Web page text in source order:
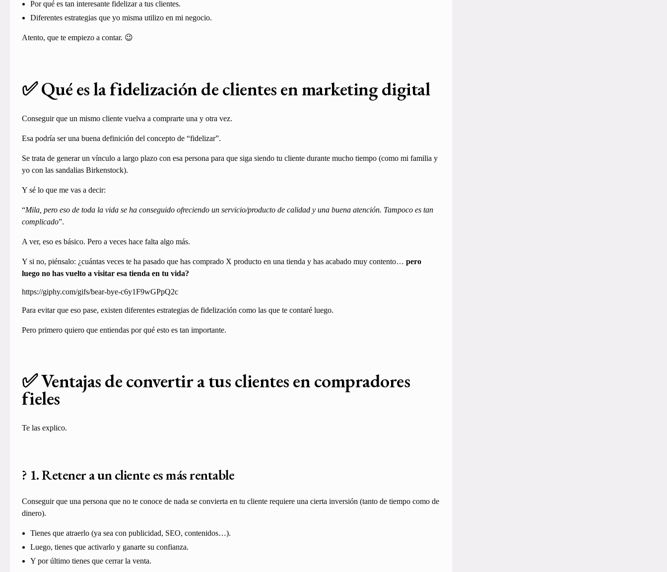
Por qué es tan interesante fidelizar a tus clientes.
Diferentes estrategias que yo misma utilizo en mi negocio.
Atento, que te empiezo a contar. 😉
✅ Qué es la fidelización de clientes en marketing digital
Conseguir que un mismo cliente vuelva a comprarte una y otra vez.
Esa podría ser una buena definición del concepto de “fidelizar”.
Se trata de generar un vínculo a largo plazo con esa persona para que siga siendo tu cliente durante mucho tiempo (como mi familia y
yo con las sandalias Birkenstock).
Y sé lo que me vas a decir:
“Mila, pero eso de toda la vida se ha conseguido ofreciendo un servicio/producto de calidad y una buena atención. Tampoco es tan
complicado”.
A ver, eso es básico. Pero a veces hace falta algo más.
Y si no, piénsalo: ¿cuántas veces te ha pasado que has comprado X producto en una tienda y has acabado muy contento… pero
luego no has vuelto a visitar esa tienda en tu vida?
https://giphy.com/gifs/bear-bye-c6y1F9wGPpQ2c
Para evitar que eso pase, existen diferentes estrategias de fidelización como las que te contaré luego.
Pero primero quiero que entiendas por qué esto es tan importante.
✅ Ventajas de convertir a tus clientes en compradores
fieles
Te las explico.
? 1. Retener a un cliente es más rentable
Conseguir que una persona que no te conoce de nada se convierta en tu cliente requiere una cierta inversión (tanto de tiempo como de
dinero).
Tienes que atraerlo (ya sea con publicidad, SEO, contenidos…).
Luego, tienes que activarlo y ganarte su confianza.
Y por último tienes que cerrar la venta.